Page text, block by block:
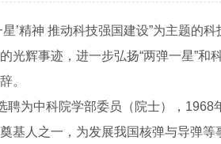
精神 推动科技强国建设”为主题的科
光辉事迹，进一步弘扬“两弹一星”和
。
为中科院学部委员（院士），1968
基人之一，为发展我国核弹与导弹等